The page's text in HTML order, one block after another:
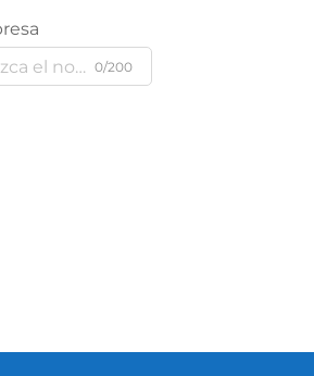
0/200